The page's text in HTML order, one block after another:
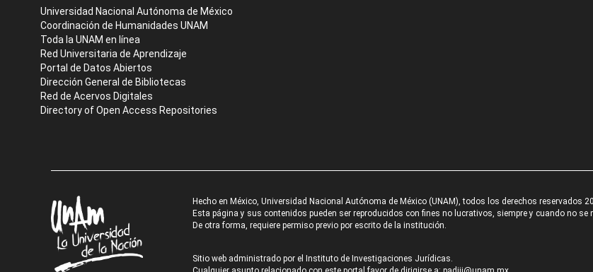
Universidad Nacional Autónoma de México
Coordinación de Humanidades UNAM
Toda la UNAM en línea
Red Universitaria de Aprendizaje
Portal de Datos Abiertos
Dirección General de Bibliotecas
Red de Acervos Digitales
Directory of Open Access Repositories
Hecho en México, Universidad Nacional Autónoma de México (UNAM), todos los derechos reservados
Esta página y sus contenidos pueden ser reproducidos con fines no lucrativos, siempre y cuando no
De otra forma, requiere permiso previo por escrito de la institución.
Sitio web administrado por el Instituto de Investigaciones Jurídicas.